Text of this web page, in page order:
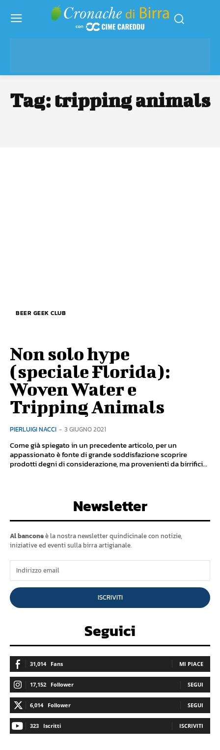
Tag: tripping animals
BEER GEEK CLUB
Non solo hype
(speciale Florida):
Woven Water e
Tripping Animals
PIERLUIGI NACCI - 3 GIUGNO 2021
Come già spiegato in un precedente articolo, per un
appassionato è fonte di grande soddisfazione scoprire
prodotti degni di considerazione, ma provenienti da birrifici...
Newsletter
Al banconeè la nostra newsletter quindicinale con notizie,
iniziative ed eventi sulla birra artigianale.
ISCRIVITI
Seguici
31,014 Fans MI PIACE
17,152 Follower SEGUI
6,014 Follower SEGUI
323 Iscritti ISCRIVITI